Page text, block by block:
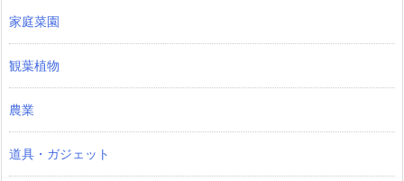
家庭菜園
観葉植物
農業
道具・ガジェット